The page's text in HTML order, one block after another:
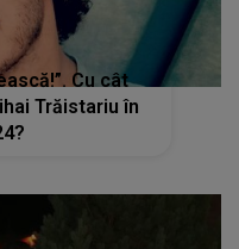
Cu cât
Trăistariu în